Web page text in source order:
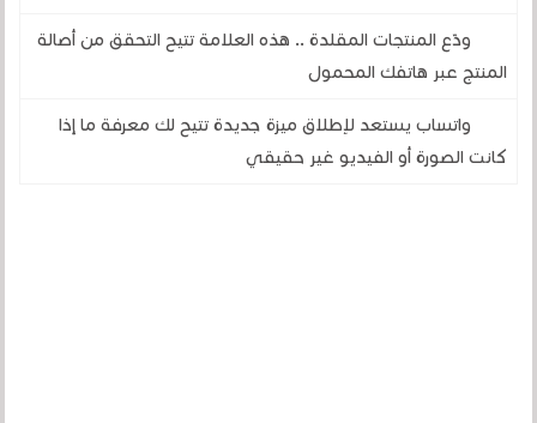
ودّع المنتجات المقلدة .. هذه العلامة تتيح التحقق من أصالة
المنتج عبر هاتفك المحمول
واتساب يستعد لإطلاق ميزة جديدة تتيح لك معرفة ما إذا
كانت الصورة أو الفيديو غير حقيقي